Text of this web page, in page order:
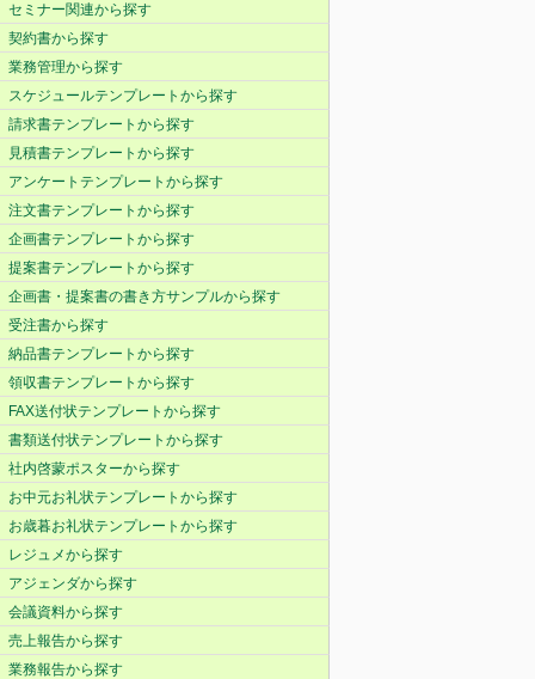
セミナー関連から探す
契約書から探す
業務管理から探す
スケジュールテンプレートから探す
請求書テンプレートから探す
見積書テンプレートから探す
アンケートテンプレートから探す
注文書テンプレートから探す
企画書テンプレートから探す
提案書テンプレートから探す
企画書・提案書の書き方サンプルから探す
受注書から探す
納品書テンプレートから探す
領収書テンプレートから探す
FAX送付状テンプレートから探す
書類送付状テンプレートから探す
社内啓蒙ポスターから探す
お中元お礼状テンプレートから探す
お歳暮お礼状テンプレートから探す
レジュメから探す
アジェンダから探す
会議資料から探す
売上報告から探す
業務報告から探す